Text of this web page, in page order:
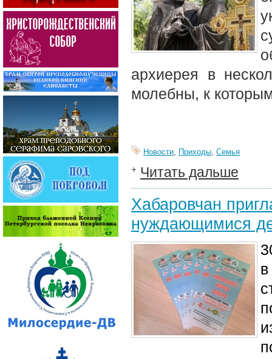
архиерея в
молебны, к
Новости, Приходы, Семья
Читать дальше
Хабаровчан
нуждающимися